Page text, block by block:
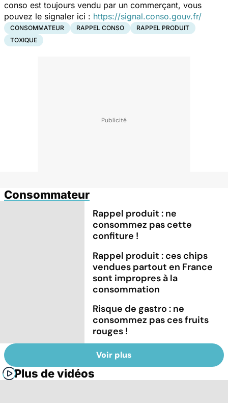
conso est toujours vendu par un commerçant, vous
pouvez le signaler ici : https://signal.conso.gouv.fr/
CONSOMMATEUR RAPPEL CONSO
RAPPEL PRODUIT
TOXIQUE
Consommateur
Rappel produit : ne
consommez pas cette
confiture !
Rappel produit : ces chips
vendues partout en France
sont impropres à la
consommation
Risque de gastro : ne
consommez pas ces fruits
rouges !
Voir plus
Plus de vidéos